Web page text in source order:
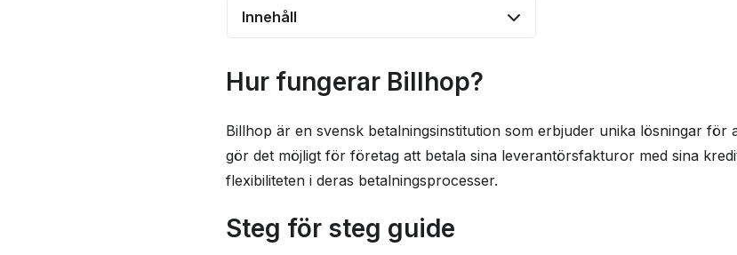
Innehåll
Steg för steg guide
Tjänster och funktioner
Billhops avgifter
Fördelar med att använda Billhop
Säkerhet och reglering
Hur fungerar Billhop?
Billhop är en svensk betalningsinstitution som erbjuder unika lösningar för
gör det möjligt för företag att betala sina leverantörsfakturor med sina
flexibiliteten i deras betalningsprocesser.
Steg för steg guide